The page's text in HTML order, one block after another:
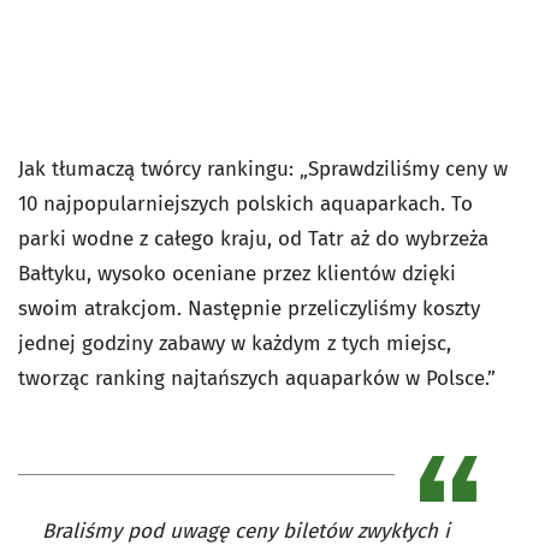
Jak tłumaczą twórcy rankingu: „Sprawdziliśmy ceny w
10 najpopularniejszych polskich aquaparkach. To
parki wodne z całego kraju, od Tatr aż do wybrzeża
Bałtyku, wysoko oceniane przez klientów dzięki
swoim atrakcjom. Następnie przeliczyliśmy koszty
jednej godziny zabawy w każdym z tych miejsc,
tworząc ranking najtańszych aquaparków w Polsce.”
Braliśmy pod uwagę ceny biletów zwykłych i